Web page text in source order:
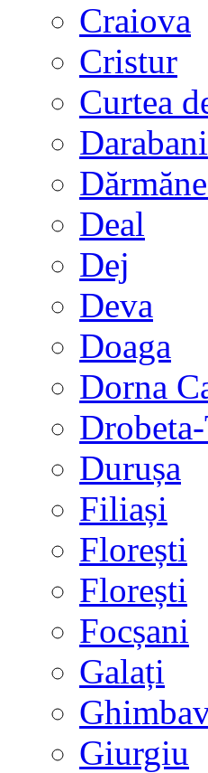
Craiova
Cristur
Curtea
Darabani
Deal
Dej
Deva
Doaga
Dorna
Durușa
Filiași
Florești
Florești
Focșani
Galați
Giurgiu